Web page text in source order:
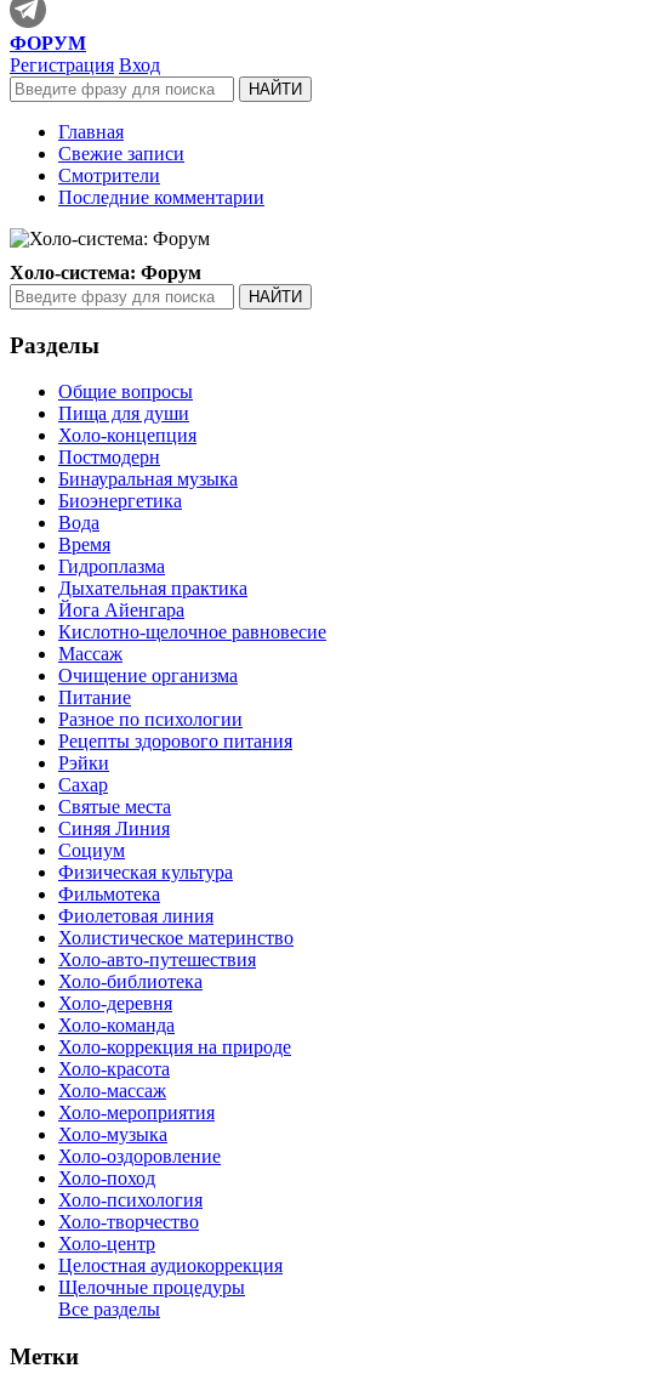
ФОРУМ
Регистрация Вход
Главная
Свежие записи
Смотрители
Последние комментарии
Холо-система: Форум
Разделы
Общие вопросы
Пища для души
Холо-концепция
Постмодерн
Бинауральная музыка
Биоэнергетика
Вода
Время
Гидроплазма
Дыхательная практика
Йога Айенгара
Кислотно-щелочное равновесие
Массаж
Очищение организма
Питание
Разное по психологии
Рецепты здорового питания
Рэйки
Сахар
Святые места
Синяя Линия
Социум
Физическая культура
Фильмотека
Фиолетовая линия
Холистическое материнство
Холо-авто-путешествия
Холо-библиотека
Холо-деревня
Холо-команда
Холо-коррекция на природе
Холо-красота
Холо-массаж
Холо-мероприятия
Холо-музыка
Холо-оздоровление
Холо-поход
Холо-психология
Холо-творчество
Холо-центр
Целостная аудиокоррекция
Щелочные процедуры
Все разделы
Метки